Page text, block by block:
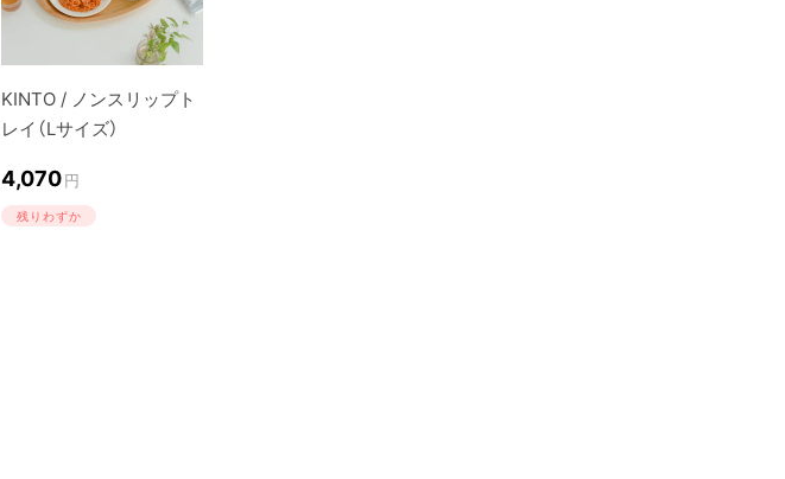
KINTO / ノンスリップト
レイ（Lサイズ）
4,070円
残りわずか